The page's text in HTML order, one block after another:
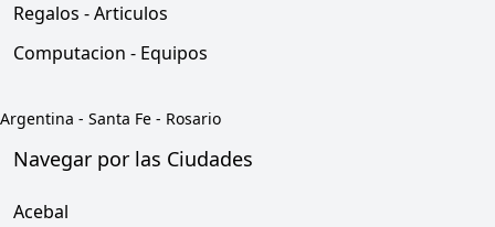
Regalos - Articulos
Computacion - Equipos
Argentina - Santa Fe - Rosario
Navegar por las Ciudades
Acebal